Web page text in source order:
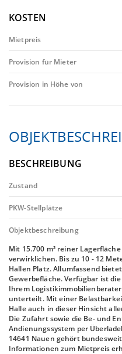
KOSTEN
Mietpreis
Provision für Mieter
Provision in Höhe von
BESCHREIBUNG
Zustand
PKW-Stellplätze
Objektbeschreibung
Mit 15.700 m² reiner
verwirklichen. Bis zu 10 - 12
Hallen Platz. Allumfassend
Gewerbefläche. Verfügbar ist
Ihrem
unterteilt. Mit einer
Halle auch in dieser Hinsicht
Die Zufahrt sowie die Be- und
Andienungssystem per
14641 Nauen gehört
Informationen zum Mietpreis